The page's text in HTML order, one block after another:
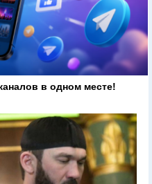
в одном месте!